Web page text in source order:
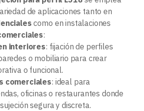
de aplicaciones tanto en
como en instalaciones
:
interiores: fijación de perfiles
o mobiliario para crear
o funcional.
comerciales: ideal para
oficinas o restaurantes donde
segura y discreta.